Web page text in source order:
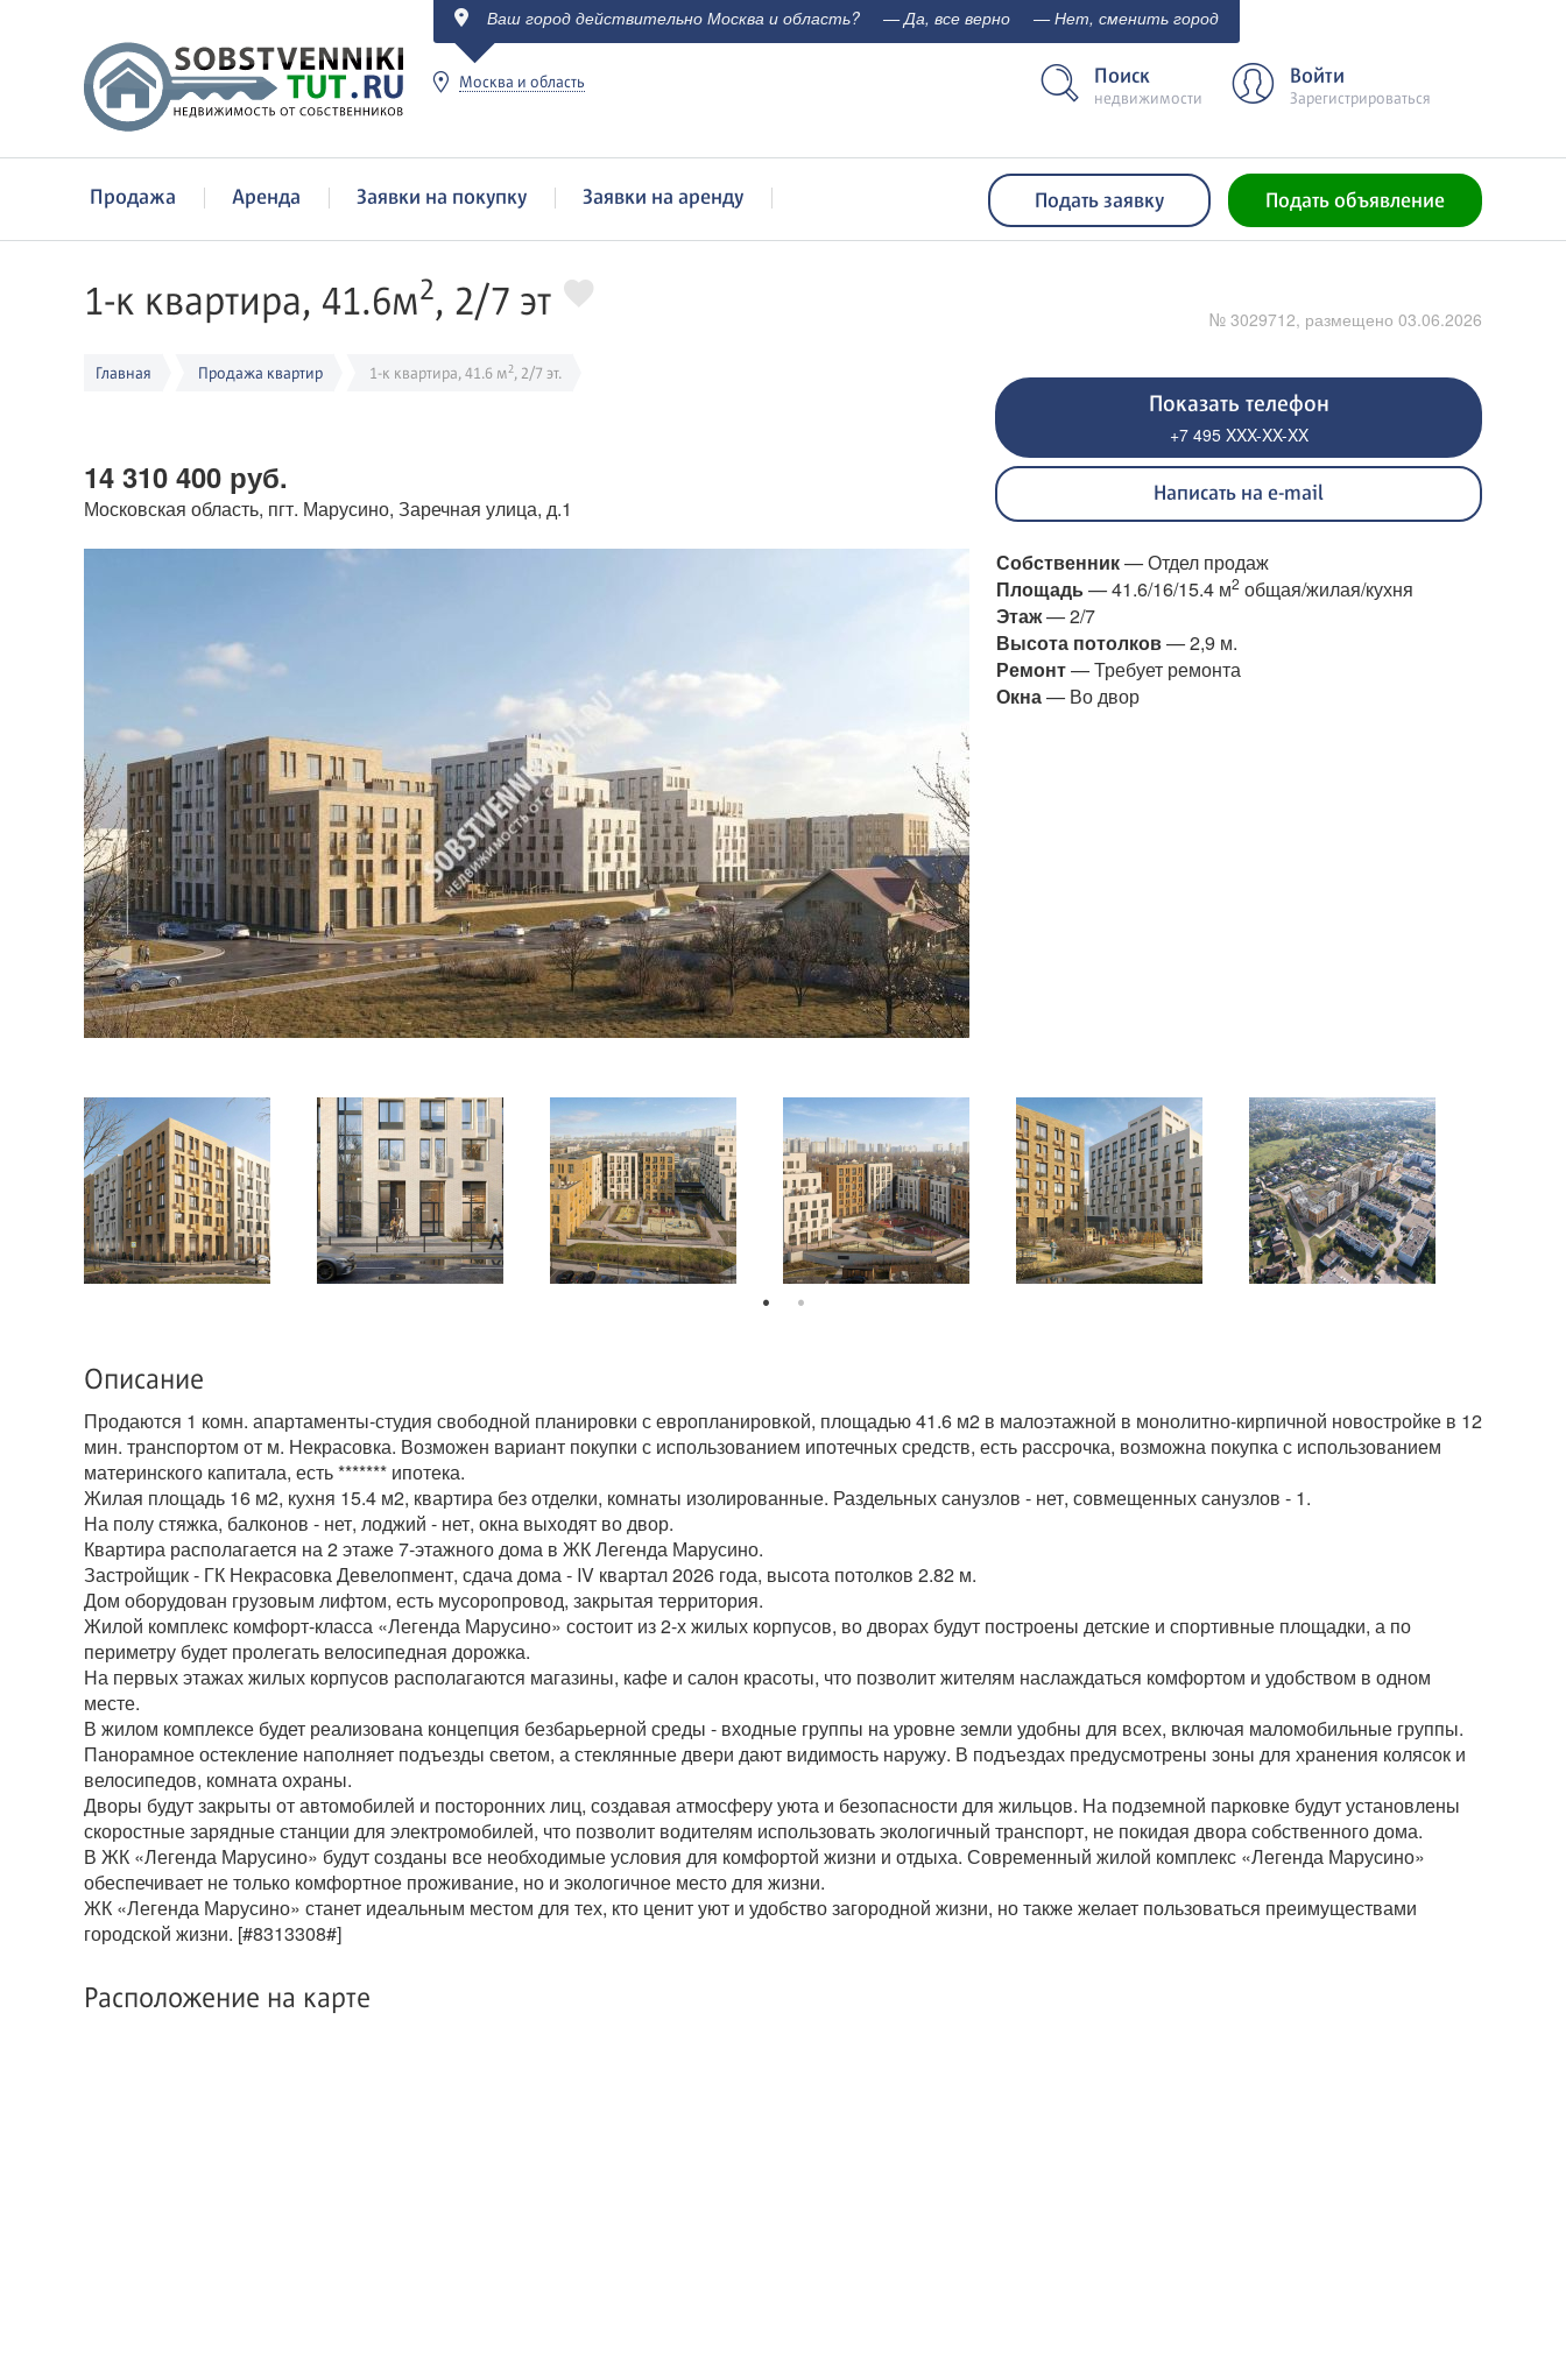
c Ваш город действительно Москва и область? — Да, все верно — Нет, сменить город
Москва и область Войти
Зарегистрироваться
Поиск
недвижимости
Продажа Аренда Заявки на покупку Заявки на аренду Подать заявку Подать объявление
1-к квартира, 41.6м2, 2/7 эт
Главная Продажа квартир 1-к квартира, 41.6 м2, 2/7 эт.
№ 3029712, размещено 03.06.2026
Показать телефон
+7 495 XXX-XX-XX
14 310 400 руб.
Московская область, пгт. Марусино, Заречная улица, д.1
Написать на e-mail
Собственник— Отдел продаж
Площадь— 41.6/16/15.4 м2 общая/жилая/кухня
Этаж— 2/7
Высота потолков— 2,9 м.
Ремонт— Требует ремонта
Окна— Во двор
Описание
Продаются 1 комн. апартаменты-студия свободной планировки с европланировкой, площадью 41.6 м2 в малоэтажной в монолитно-кирпичной новостройке в 12
мин. транспортом от м. Некрасовка. Возможен вариант покупки с использованием ипотечных средств, есть рассрочка, возможна покупка с использованием
материнского капитала, есть ******* ипотека.
Жилая площадь 16 м2, кухня 15.4 м2, квартира без отделки, комнаты изолированные. Раздельных санузлов - нет, совмещенных санузлов - 1.
На полу стяжка, балконов - нет, лоджий - нет, окна выходят во двор.
Квартира располагается на 2 этаже 7-этажного дома в ЖК Легенда Марусино.
Застройщик - ГК Некрасовка Девелопмент, сдача дома - IV квартал 2026 года, высота потолков 2.82 м.
Дом оборудован грузовым лифтом, есть мусоропровод, закрытая территория.
Жилой комплекс комфорт-класса «Легенда Марусино» состоит из 2-х жилых корпусов, во дворах будут построены детские и спортивные площадки, а по
периметру будет пролегать велосипедная дорожка.
На первых этажах жилых корпусов располагаются магазины, кафе и салон красоты, что позволит жителям наслаждаться комфортом и удобством в одном
месте.
В жилом комплексе будет реализована концепция безбарьерной среды - входные группы на уровне земли удобны для всех, включая маломобильные группы.
Панорамное остекление наполняет подъезды светом, а стеклянные двери дают видимость наружу. В подъездах предусмотрены зоны для хранения колясок и
велосипедов, комната охраны.
Дворы будут закрыты от автомобилей и посторонних лиц, создавая атмосферу уюта и безопасности для жильцов. На подземной парковке будут установлены
скоростные зарядные станции для электромобилей, что позволит водителям использовать экологичный транспорт, не покидая двора собственного дома.
В ЖК «Легенда Марусино» будут созданы все необходимые условия для комфортой жизни и отдыха. Современный жилой комплекс «Легенда Марусино»
обеспечивает не только комфортное проживание, но и экологичное место для жизни.
ЖК «Легенда Марусино» станет идеальным местом для тех, кто ценит уют и удобство загородной жизни, но также желает пользоваться преимуществами
городской жизни. [#8313308#]
Расположение на карте